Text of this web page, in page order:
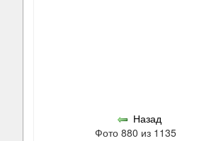
Назад
Фото 880 из 1135